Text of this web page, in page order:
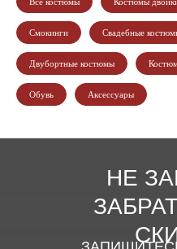
Смокинги Свадебные
Двубортные костюмы
Обувь Аксессуары
НЕ